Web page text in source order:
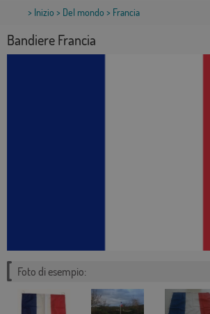
> Inizio > Del mondo > Francia
Bandiere Francia
Foto di esempio: